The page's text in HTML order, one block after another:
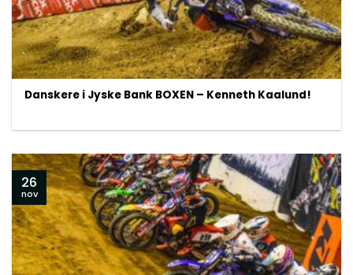
Danskere i Jyske Bank BOXEN – Kenneth Kaalund!
26
nov